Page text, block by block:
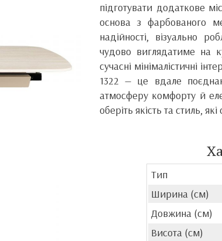
підготувати додаткове
основа з фарбованого
надійності, візуально
чудово виглядатиме на
сучасні мінімалістичні
1322 — це вдале
атмосферу комфорту й
оберіть якість та стиль,
Тип
Ширина (см)
Довжина (см)
Висота (см)